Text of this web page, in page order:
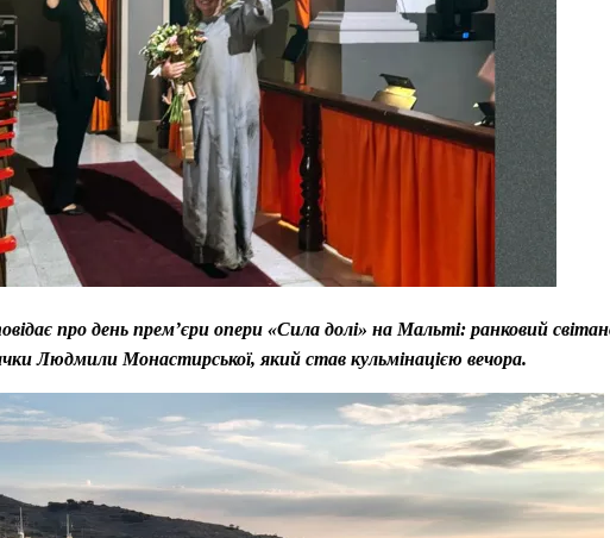
про день прем’єри опери «Сила долі» на Мальті: ранковий
Людмили Монастирської, який став кульмінацією вечора.